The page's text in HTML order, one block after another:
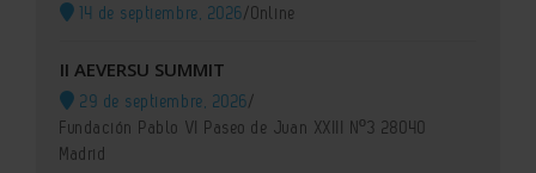
14 de septiembre, 2026/Online
II AEVERSU SUMMIT
29 de septiembre, 2026/
Fundación Pablo VI Paseo de Juan XXIII Nº3 28040
Madrid